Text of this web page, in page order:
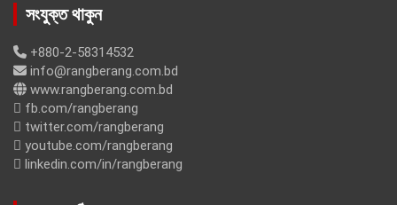
সংযুক্ত থাকুন
+880-2-58314532
info@rangberang.com.bd
www.rangberang.com.bd
fb.com/rangberang
twitter.com/rangberang
youtube.com/rangberang
linkedin.com/in/rangberang